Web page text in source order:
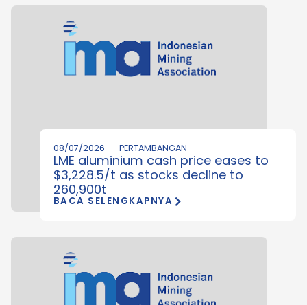
08/07/2026 PERTAMBANGAN
LME aluminium cash price eases to
$3,228.5/t as stocks decline to
260,900t
BACA SELENGKAPNYA